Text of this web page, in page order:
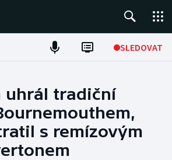
SLEDOVAT
uhrál tradiční
s remízovým